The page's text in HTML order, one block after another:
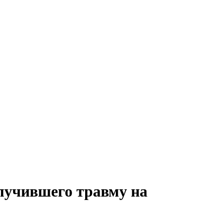
травму на